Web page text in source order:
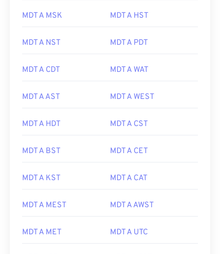
MDT A MSK MDT A HST
MDT A NST MDT A PDT
MDT A CDT MDT A WAT
MDT A AST MDT A WEST
MDT A HDT MDT A CST
MDT A BST MDT A CET
MDT A KST MDT A CAT
MDT A MEST MDT A AWST
MDT A MET MDT A UTC